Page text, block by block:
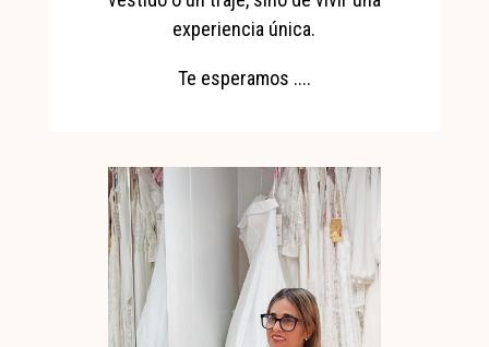
experiencia única.
Te esperamos ....